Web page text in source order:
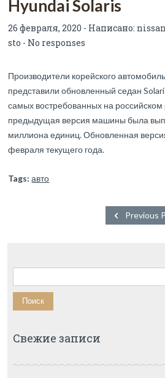
Hyundai Solaris
26 февраля, 2020 - Написано:
sto - No responses
Производители корейского
представили обновленный седан
самых востребованных на
предыдущая версия машины была
миллиона единиц. Обновленная
февраля текущего года.
Tags: авто
Previous
Найти:
Свежие записи